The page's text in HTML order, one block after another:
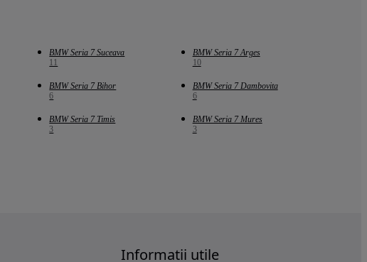
BMW Seria 7 Suceava
11
BMW Seria 7 Arges
10
BMW Seria 7 Bihor
6
BMW Seria 7 Dambovita
6
BMW Seria 7 Timis
3
BMW Seria 7 Mures
3
Informatii utile